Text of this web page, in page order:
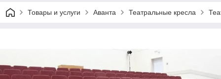
Товары и услуги Аванта Театральные кресла